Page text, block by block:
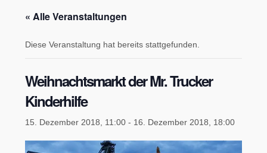
« Alle Veranstaltungen
Diese Veranstaltung hat bereits stattgefunden.
Weihnachtsmarkt der Mr. Trucker
Kinderhilfe
15. Dezember 2018, 11:00 - 16. Dezember 2018, 18:00